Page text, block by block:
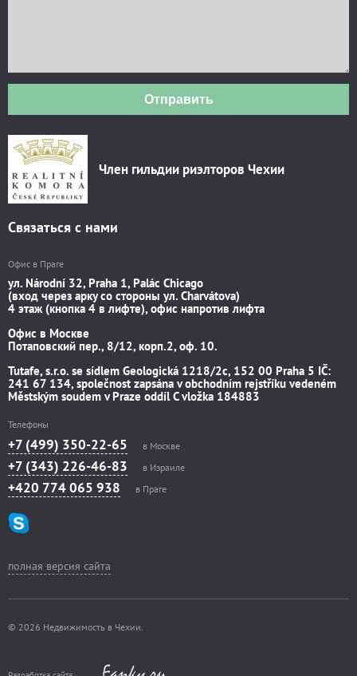
Отправить
Член гильдии риэлторов Чехии
Связаться с нами
Офис в Праге
ул. Národní 32, Praha 1, Palác Chicago
(вход через арку со стороны ул. Charvátova)
4 этаж (кнопка 4 в лифте), офис напротив лифта
Офис в Москве
Потаповский пер., 8/12, корп.2, оф. 10.
Tutafe, s.r.o. se sídlem Geologická 1218/2c, 152 00 Praha 5 IČ:
241 67 134, společnost zapsána v obchodním rejstříku vedeném
Městským soudem v Praze oddíl C vložka 184883
Телефоны
+7 (499) 350-22-65 в Москве
+7 (343) 226-46-83 в Израиле
+420 774 065 938 в Праге
полная версия сайта
© 2026 Недвижимость в Чехии.